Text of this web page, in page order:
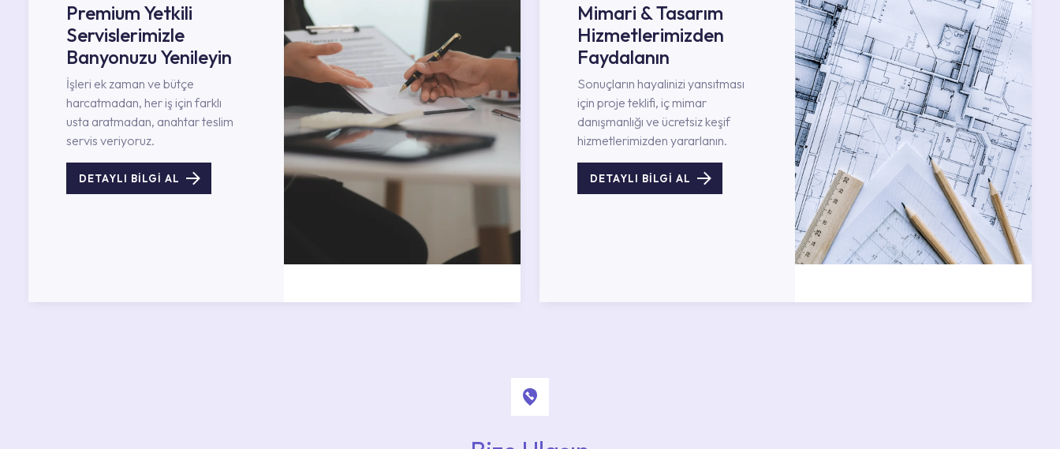
Premium Yetkili
Servislerimizle
Banyonuzu Yenileyin
İşleri ek zaman ve bütçe
harcatmadan, her iş için farklı
usta aratmadan, anahtar teslim
servis veriyoruz.
DETAYLI BİLGİ AL
Mimari & Tasarım
Hizmetlerimizden
Faydalanın
Sonuçların hayalinizi yansıtması
için proje teklifi, iç mimar
danışmanlığı ve ücretsiz keşif
hizmetlerimizden yararlanın.
DETAYLI BİLGİ AL